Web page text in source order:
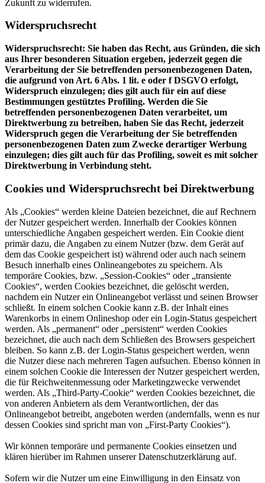
Zukunft zu widerrufen.
Widerspruchsrecht
Widerspruchsrecht: Sie haben das Recht, aus Gründen, die sich
aus Ihrer besonderen Situation ergeben, jederzeit gegen die
Verarbeitung der Sie betreffenden personenbezogenen Daten,
die aufgrund von Art. 6 Abs. 1 lit. e oder f DSGVO erfolgt,
Widerspruch einzulegen; dies gilt auch für ein auf diese
Bestimmungen gestütztes Profiling. Werden die Sie
betreffenden personenbezogenen Daten verarbeitet, um
Direktwerbung zu betreiben, haben Sie das Recht, jederzeit
Widerspruch gegen die Verarbeitung der Sie betreffenden
personenbezogenen Daten zum Zwecke derartiger Werbung
einzulegen; dies gilt auch für das Profiling, soweit es mit solcher
Direktwerbung in Verbindung steht.
Cookies und Widerspruchsrecht bei Direktwerbung
Als „Cookies“ werden kleine Dateien bezeichnet, die auf Rechnern
der Nutzer gespeichert werden. Innerhalb der Cookies können
unterschiedliche Angaben gespeichert werden. Ein Cookie dient
primär dazu, die Angaben zu einem Nutzer (bzw. dem Gerät auf
dem das Cookie gespeichert ist) während oder auch nach seinem
Besuch innerhalb eines Onlineangebotes zu speichern. Als
temporäre Cookies, bzw. „Session-Cookies“ oder „transiente
Cookies“, werden Cookies bezeichnet, die gelöscht werden,
nachdem ein Nutzer ein Onlineangebot verlässt und seinen Browser
schließt. In einem solchen Cookie kann z.B. der Inhalt eines
Warenkorbs in einem Onlineshop oder ein Login-Status gespeichert
werden. Als „permanent“ oder „persistent“ werden Cookies
bezeichnet, die auch nach dem Schließen des Browsers gespeichert
bleiben. So kann z.B. der Login-Status gespeichert werden, wenn
die Nutzer diese nach mehreren Tagen aufsuchen. Ebenso können in
einem solchen Cookie die Interessen der Nutzer gespeichert werden,
die für Reichweitenmessung oder Marketingzwecke verwendet
werden. Als „Third-Party-Cookie“ werden Cookies bezeichnet, die
von anderen Anbietern als dem Verantwortlichen, der das
Onlineangebot betreibt, angeboten werden (andernfalls, wenn es nur
dessen Cookies sind spricht man von „First-Party Cookies“).
Wir können temporäre und permanente Cookies einsetzen und
klären hierüber im Rahmen unserer Datenschutzerklärung auf.
Sofern wir die Nutzer um eine Einwilligung in den Einsatz von